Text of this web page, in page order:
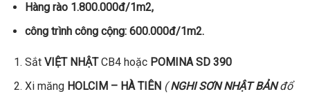
Hàng rào 1.800.000đ/1m2,
công trình công cộng: 600.000đ/1m2.
Sắt VIỆT NHẬTCB4 hoặc POMINA SD 390
Xi măng HOLCIM – HÀ TIÊN (NGHI SƠN NHẬT BẢNđổ